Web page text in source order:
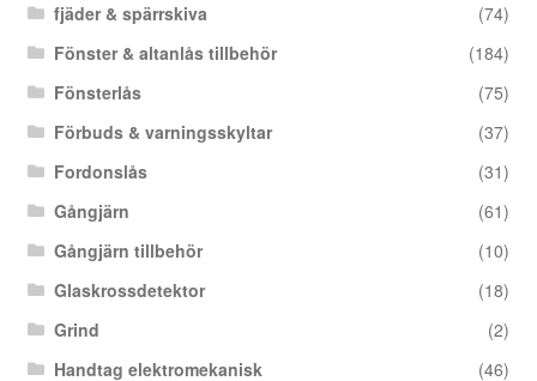
fjäder & spärrskiva
(74)
Fönster & altanlås tillbehör
(184)
Fönsterlås
(75)
Förbuds & varningsskyltar
(37)
Fordonslås
(31)
Gångjärn
(61)
Gångjärn tillbehör
(10)
Glaskrossdetektor
(18)
Grind
(2)
Handtag elektromekanisk
(46)